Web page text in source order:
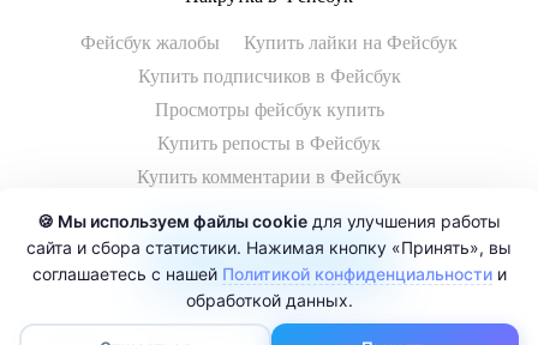
Фейсбук жалобы
Купить лайки на Фейсбук
Купить подписчиков в Фейсбук
Просмотры фейсбук купить
Купить репосты в Фейсбук
Купить комментарии в Фейсбук
Смотреть все услуги
🍪 Мы используем файлы cookie для улучшения работы
сайта и сбора статистики. Нажимая кнопку «Принять», вы
соглашаетесь с нашей Политикой конфиденциальностии
обработкой данных.